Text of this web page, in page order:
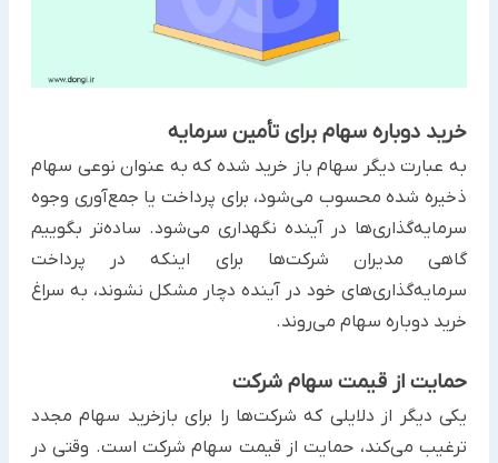
خرید دوباره سهام برای تأمین سرمایه
به عبارت دیگر سهام باز خرید شده که به عنوان نوعی سهام
ذخیره شده محسوب می‌شود، برای پرداخت یا جمع‌آوری وجوه
سرمایه‌گذاری‌ها در آینده نگهداری می‌شود. ساده‌تر بگوییم
گاهی مدیران شرکت‌ها برای اینکه در پرداخت
سرمایه‌گذاری‌های خود در آینده دچار مشکل نشوند، به سراغ
خرید دوباره سهام می‌روند.
حمایت از قیمت سهام شرکت
یکی دیگر از دلایلی که شرکت‌ها را برای بازخرید سهام مجدد
ترغیب می‌کند، حمایت از قیمت سهام شرکت است. وقتی در